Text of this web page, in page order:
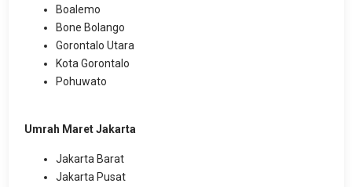
Boalemo
Bone Bolango
Gorontalo Utara
Kota Gorontalo
Pohuwato
Umrah Maret Jakarta
Jakarta Barat
Jakarta Pusat